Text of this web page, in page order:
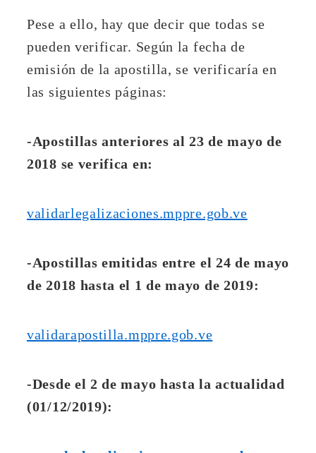
Pese a ello, hay que decir que todas se
pueden verificar. Según la fecha de
emisión de la apostilla, se verificaría en
las siguientes páginas:
-Apostillas anteriores al 23 de mayo de
2018 se verifica en:
validarlegalizaciones.mppre.gob.ve
-Apostillas emitidas entre el 24 de mayo
de 2018 hasta el 1 de mayo de 2019:
validarapostilla.mppre.gob.ve
-Desde el 2 de mayo hasta la actualidad
(01/12/2019):